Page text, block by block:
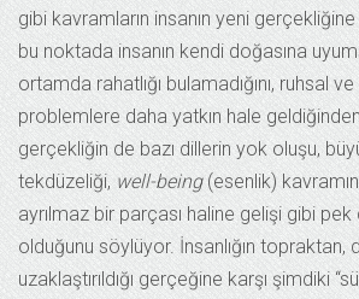
gibi kavramların insanın yeni
bu noktada insanın kendi doğasına
ortamda rahatlığı bulamadığını, ruhsal
problemlere daha yatkın hale
gerçekliğin de bazı dillerin yok oluşu,
tekdüzeliği, well-being(esenlik)
ayrılmaz bir parçası haline gelişi gibi
olduğunu söylüyor. İnsanlığın topraktan,
uzaklaştırıldığı gerçeğine karşı şimdiki